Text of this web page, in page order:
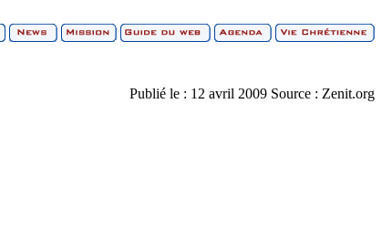
Publié le : 12 avril 2009 Source : Zenit.org